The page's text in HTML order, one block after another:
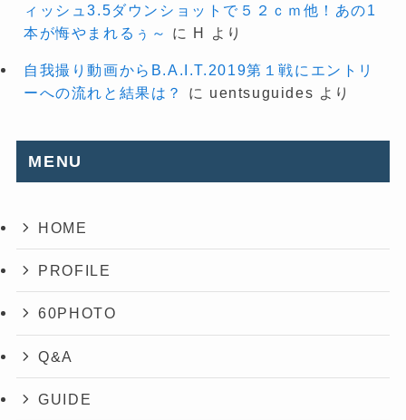
ィッシュ3.5ダウンショットで５２ｃｍ他！あの1
本が悔やまれるぅ～
に H より
自我撮り動画からB.A.I.T.2019第１戦にエントリ
ーへの流れと結果は？
に uentsuguides より
MENU
HOME
PROFILE
60PHOTO
Q&A
GUIDE